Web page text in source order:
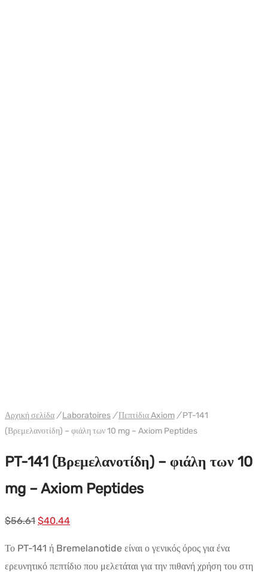
Αρχική σελίδα / Laboratoires /Πεπτίδια Axiom /PT-141
(Βρεμελανοτίδη) – φιάλη των 10 mg – Axiom Peptides
PT-141 (Βρεμελανοτίδη) – φιάλη των 10
mg – Axiom Peptides
$56.61 Αρχική
$56.61.
$40.44Η
Το PT-141 ή Bremelanotide είναι ο γενικός όρος για ένα
ερευνητικό πεπτίδιο που μελετάται για την πιθανή χρήση του στη